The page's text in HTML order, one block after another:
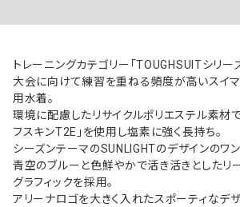
トレーニングカテゴリー「TOUGHSUITシリーズ
大会に向けて練習を重ねる頻度が高いスイ
用水着。
環境に配慮したリサイクルポリエステル素材で
フスキンT2E」を使用し塩素に強く長持ち。
シーズンテーマのSUNLIGHTのデザインのワ
青空のブルーと色鮮やかで活き活きとしたリ
グラフィックを採用。
アリーナロゴを大きく入れたスポーティなデザ